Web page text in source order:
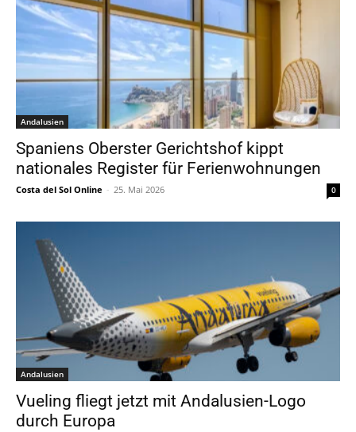
Andalusien
Spaniens Oberster Gerichtshof kippt
nationales Register für Ferienwohnungen
Costa del Sol Online - 25. Mai 2026 0
Andalusien
Vueling fliegt jetzt mit Andalusien-Logo
durch Europa